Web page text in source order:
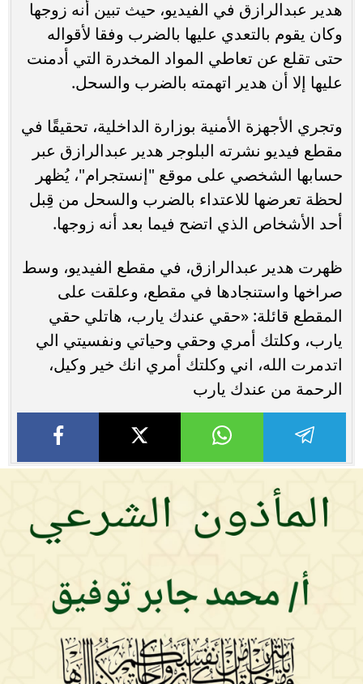
هدير عبدالرازق في الفيديو، حيث تبين أنه زوجها
وكان يقوم بالتعدي عليها بالضرب وفقا لأقواله
حتى تقلع عن تعاطي المواد المخدرة التي أدمنت
عليها إلا أن هدير اتهمته بالضرب والسحل.
وتجري الأجهزة الأمنية بوزارة الداخلية، تحقيقًا في
مقطع فيديو نشرته البلوجر هدير عبدالرازق عبر
حسابها الشخصي على موقع "إنستجرام"، يُظهر
لحظة تعرضها للاعتداء بالضرب والسحل من قِبل
أحد الأشخاص الذي اتضح فيما بعد أنه زوجها.
ظهرت هدير عبدالرازق، في مقطع الفيديو، وسط
صراخها واستنجادها في مقطع، وعلقت على
المقطع قائلة: «حقي عندك يارب، هاتلي حقي
يارب، وكلتك أمري وحقي وحياتي ونفسيتي الي
اتدمرت الله، اني وكلتك أمري انك خير وكيل،
الرحمة من عندك يارب